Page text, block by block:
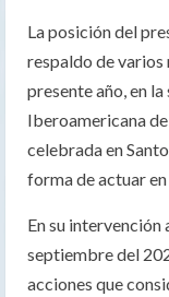
La posición del
respaldo de varios
presente año, en
Iberoamericana
celebrada en
forma de actuar
En su intervención
septiembre del
acciones que